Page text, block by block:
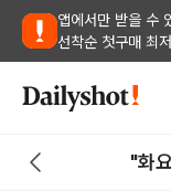
앱에서만 받을 수
선착순 첫구매 최
"화